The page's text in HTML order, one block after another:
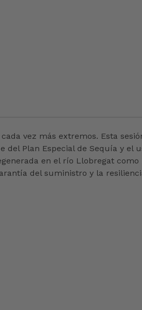
vez más extremos. Esta
Plan Especial de Sequía y el
en el río Llobregat como
del suministro y la